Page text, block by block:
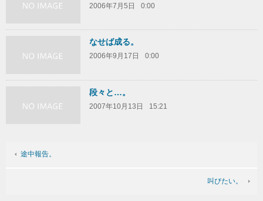
2006年7月5日 0:00
なせば成る。
2006年9月17日 0:00
段々と…。
2007年10月13日 15:21
途中報告。
叫びたい。